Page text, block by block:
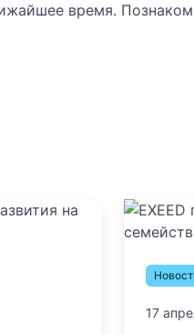
время.
17